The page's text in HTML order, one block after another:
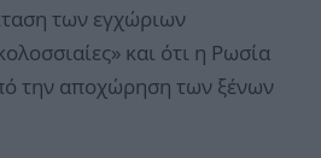
των εγχώριων
και ότι η Ρωσία
την αποχώρηση των ξένων